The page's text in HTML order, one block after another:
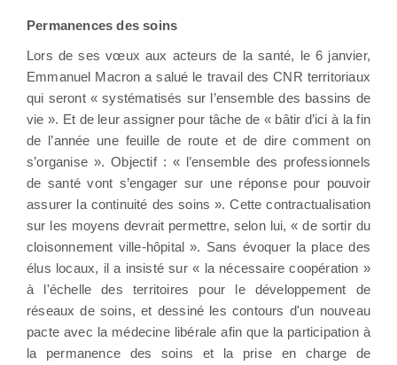
Permanences des soins
Lors de ses vœux aux acteurs de la santé, le 6 janvier,
Emmanuel Macron a salué le travail des CNR territoriaux
qui seront « systématisés sur l’ensemble des bassins de
vie ». Et de leur assigner pour tâche de « bâtir d’ici à la fin
de l’année une feuille de route et de dire comment on
s’organise ». Objectif : « l’ensemble des professionnels
de santé vont s’engager sur une réponse pour pouvoir
assurer la continuité des soins ». Cette contractualisation
sur les moyens devrait permettre, selon lui, « de sortir du
cloisonnement ville-hôpital ». Sans évoquer la place des
élus locaux, il a insisté sur « la nécessaire coopération »
à l'échelle des territoires pour le développement de
réseaux de soins, et dessiné les contours d'un nouveau
pacte avec la médecine libérale afin que la participation à
la permanence des soins et la prise en charge de